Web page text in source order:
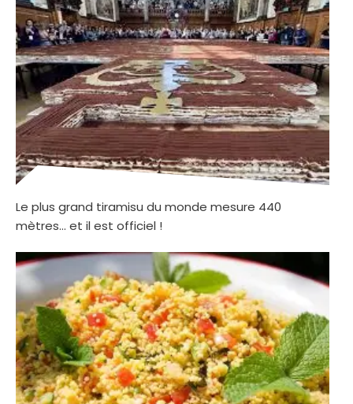
Le plus grand tiramisu du monde mesure 440
mètres… et il est officiel !